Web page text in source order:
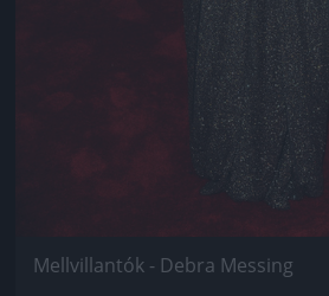
Mellvillantók - Debra Messing